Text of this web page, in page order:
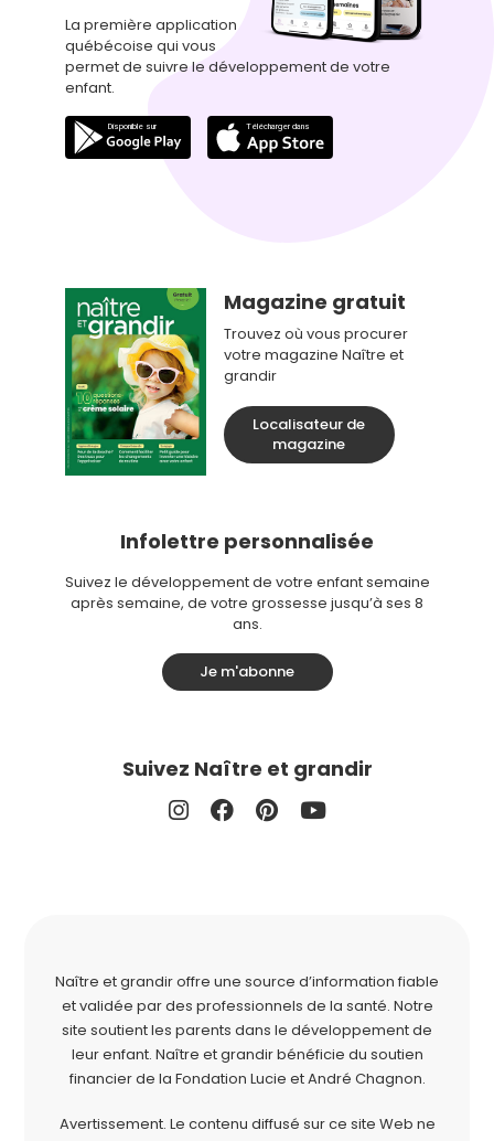
La première application
québécoise qui vous
permet de suivre le développement de votre
enfant.
Magazine gratuit
Trouvez où vous procurer
votre magazine Naître et
grandir
Localisateur de
magazine
Infolettre personnalisée
Suivez le développement de votre enfant semaine
après semaine, de votre grossesse jusqu’à ses 8
ans.
Je m'abonne
Suivez Naître et grandir
Naître et grandir offre une source d’information fiable
et validée par des professionnels de la santé. Notre
site soutient les parents dans le développement de
leur enfant. Naître et grandir bénéficie du soutien
financier de la Fondation Lucie et André Chagnon.
Avertissement. Le contenu diffusé sur ce site Web ne